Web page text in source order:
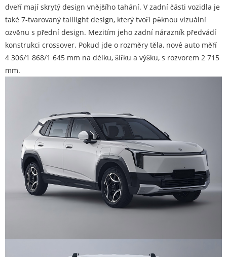
dveří mají skrytý design vnějšího tahání. V zadní části vozidla je
také 7-tvarovaný taillight design, který tvoří pěknou vizuální
ozvěnu s přední design. Mezitím jeho zadní nárazník předvádí
konstrukci crossover. Pokud jde o rozměry těla, nové auto měří
4 306/1 868/1 645 mm na délku, šířku a výšku, s rozvorem 2 715
mm.